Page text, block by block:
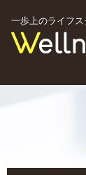
一歩上のライフス